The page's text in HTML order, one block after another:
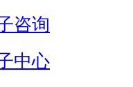
咨询
中心